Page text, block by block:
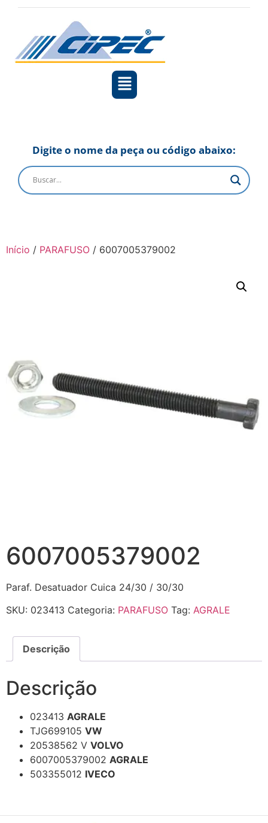
Digite o nome da peça ou código abaixo:
Início / PARAFUSO / 6007005379002
6007005379002
Paraf. Desatuador Cuica 24/30 / 30/30
SKU: 023413 Categoria: PARAFUSO Tag: AGRALE
Descrição
Descrição
023413 AGRALE
TJG699105 VW
20538562 V VOLVO
6007005379002 AGRALE
503355012 IVECO